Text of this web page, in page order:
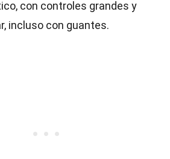
con controles grandes y
incluso con guantes.